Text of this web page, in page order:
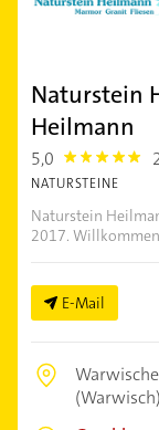
Naturstein
Heilmann
5,0 5.0
NATURSTEINE
Naturstein
2017.
E-Mail
(Warwisch)